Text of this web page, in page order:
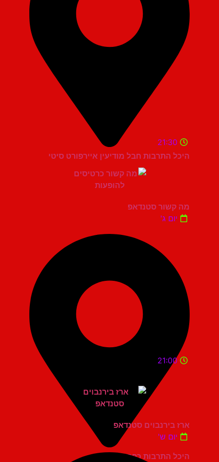
היכל התרבות חבל מודיעין איירפורט סיטי
21:30
מה קשור סטנדאפ
יום ג'
היכל התרבות כפר סבא
21:00
ארז בירנבוים סטנדאפ
יום ש'